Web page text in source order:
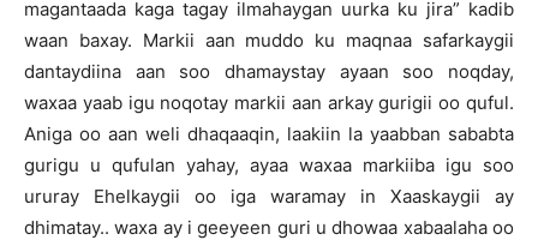
magantaada kaga tagay ilmahaygan uurka ku jira” kadib
waan baxay. Markii aan muddo ku maqnaa safarkaygii
dantaydiina aan soo dhamaystay ayaan soo noqday,
waxaa yaab igu noqotay markii aan arkay gurigii oo quful.
Aniga oo aan weli dhaqaaqin, laakiin la yaabban sababta
gurigu u qufulan yahay, ayaa waxaa markiiba igu soo
ururay Ehelkaygii oo iga waramay in Xaaskaygii ay
dhimatay.. waxa ay i geeyeen guri u dhowaa xabaalaha oo